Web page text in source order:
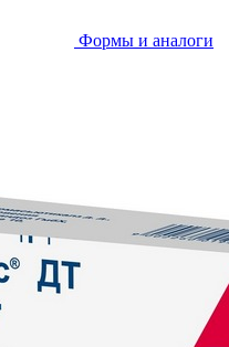
Формы и аналоги